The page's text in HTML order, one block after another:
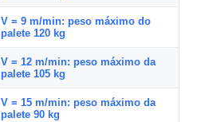
V = 9 m/min: peso máximo do
palete 120 kg
V = 12 m/min: peso máximo da
palete 105 kg
V = 15 m/min: peso máximo da
palete 90 kg